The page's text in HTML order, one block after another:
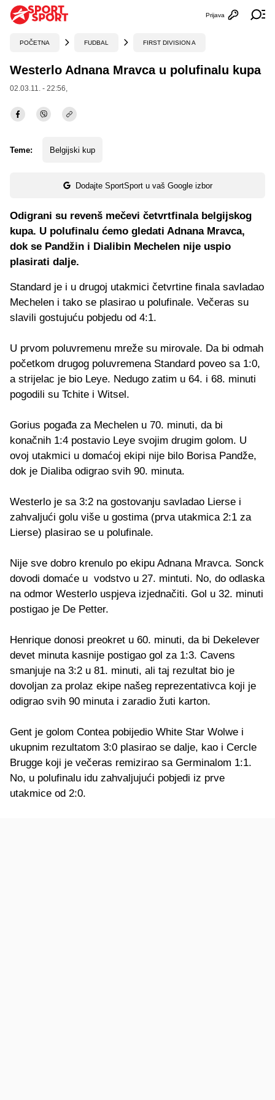
Otvori
Prijava
POČETNA FUDBAL FIRST DIVISION A
Westerlo Adnana Mravca u polufinalu kupa
02.03.11. - 22:56,
Teme: Belgijski kup
Dodajte SportSport u vaš Google izbor
Odigrani su revenš mečevi četvrtfinala belgijskog
kupa. U polufinalu ćemo gledati Adnana Mravca,
dok se Pandžin i Dialibin Mechelen nije uspio
plasirati dalje.
Standard je i u drugoj utakmici četvrtine finala savladao
Mechelen i tako se plasirao u polufinale. Večeras su
slavili gostujuću pobjedu od 4:1.
U prvom poluvremenu mreže su mirovale. Da bi odmah
početkom drugog poluvremena Standard poveo sa 1:0,
a strijelac je bio Leye. Nedugo zatim u 64. i 68. minuti
pogodili su Tchite i Witsel.
Gorius pogađa za Mechelen u 70. minuti, da bi
konačnih 1:4 postavio Leye svojim drugim golom. U
ovoj utakmici u domaćoj ekipi nije bilo Borisa Pandže,
dok je Dialiba odigrao svih 90. minuta.
Westerlo je sa 3:2 na gostovanju savladao Lierse i
zahvaljući golu više u gostima (prva utakmica 2:1 za
Lierse) plasirao se u polufinale.
Nije sve dobro krenulo po ekipu Adnana Mravca. Sonck
dovodi domaće u vodstvo u 27. mintuti. No, do odlaska
na odmor Westerlo uspjeva izjednačiti. Gol u 32. minuti
postigao je De Petter.
Henrique donosi preokret u 60. minuti, da bi Dekelever
devet minuta kasnije postigao gol za 1:3. Cavens
smanjuje na 3:2 u 81. minuti, ali taj rezultat bio je
dovoljan za prolaz ekipe našeg reprezentativca koji je
odigrao svih 90 minuta i zaradio žuti karton.
Gent je golom Contea pobijedio White Star Wolwe i
ukupnim rezultatom 3:0 plasirao se dalje, kao i Cercle
Brugge koji je večeras remizirao sa Germinalom 1:1.
No, u polufinalu idu zahvaljujući pobjedi iz prve
utakmice od 2:0.